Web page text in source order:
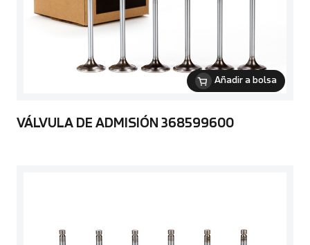
Añadir a bolsa
VÁLVULA DE ADMISIÓN 368599600